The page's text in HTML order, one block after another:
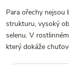
Para ořechy nejsou
strukturu, vysoký
selenu. V
který dokáže